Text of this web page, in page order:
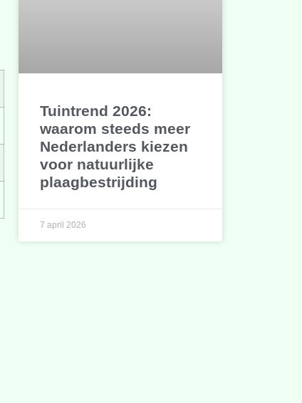
Tuintrend 2026:
waarom steeds meer
Nederlanders kiezen
voor natuurlijke
plaagbestrijding
7 april 2026